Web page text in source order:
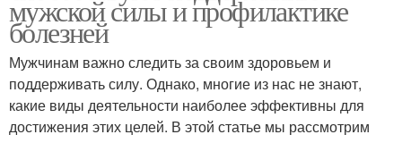
мужской силы и профилактике
болезней
Мужчинам важно следить за своим здоровьем и
поддерживать силу. Однако, многие из нас не знают,
какие виды деятельности наиболее эффективны для
достижения этих целей. В этой статье мы рассмотрим